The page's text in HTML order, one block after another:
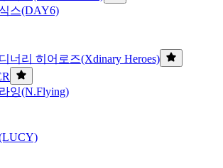
스(DAY6)
너리 히어로즈(Xdinary Heroes)
잉(N.Flying)